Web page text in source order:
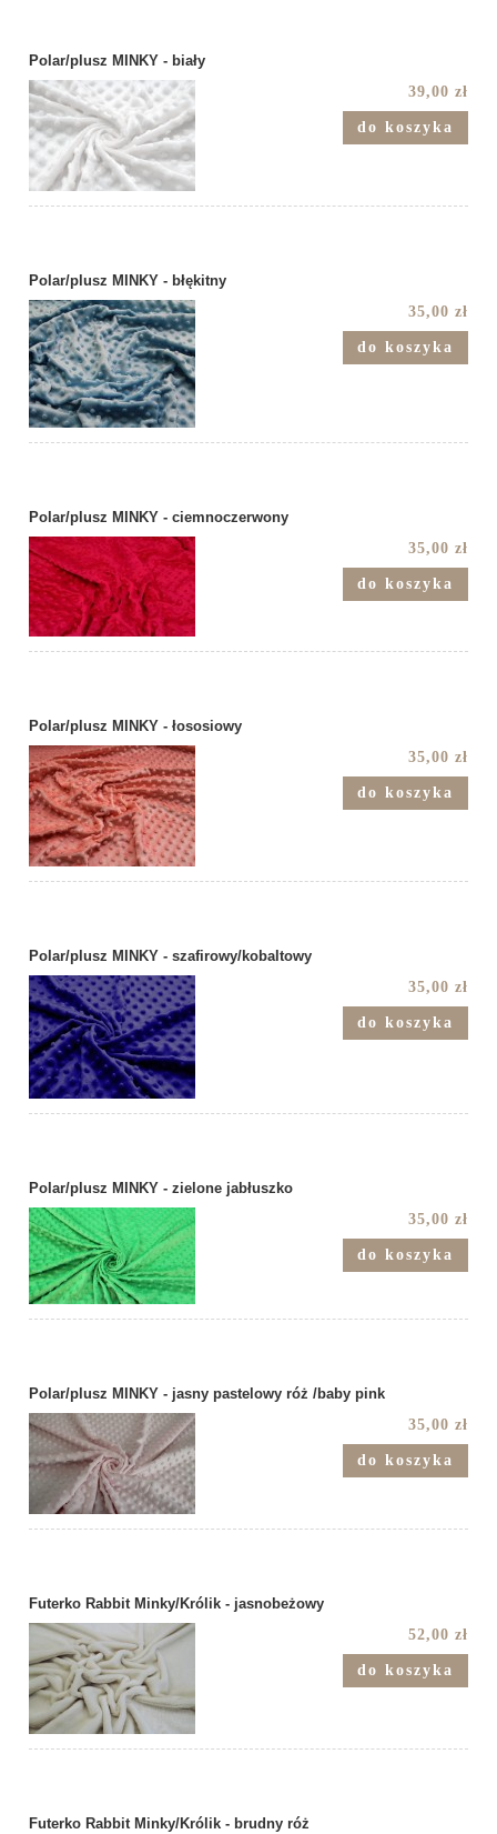
Polar/plusz MINKY - biały
39,00 zł
do koszyka
Polar/plusz MINKY - błękitny
35,00 zł
do koszyka
Polar/plusz MINKY - ciemnoczerwony
35,00 zł
do koszyka
Polar/plusz MINKY - łososiowy
35,00 zł
do koszyka
Polar/plusz MINKY - szafirowy/kobaltowy
35,00 zł
do koszyka
Polar/plusz MINKY - zielone jabłuszko
35,00 zł
do koszyka
Polar/plusz MINKY - jasny pastelowy róż /baby pink
35,00 zł
do koszyka
Futerko Rabbit Minky/Królik - jasnobeżowy
52,00 zł
do koszyka
Futerko Rabbit Minky/Królik - brudny róż